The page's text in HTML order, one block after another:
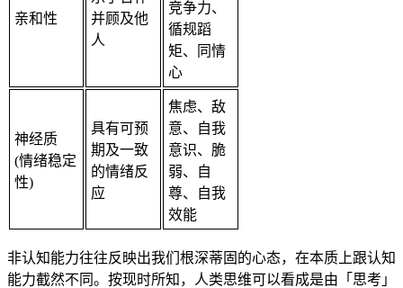
亲和性
并顾及他
人
竞争力、
循规蹈
矩、同情
心
神经质
(情绪稳定
性)
具有可预
期及一致
的情绪反
应
焦虑、敌
意、自我
意识、脆
弱、自
尊、自我
效能
非认知能力往往反映出我们根深蒂固的心态，在本质上跟认知
能力截然不同。按现时所知，人类思维可以看成是由「思考」